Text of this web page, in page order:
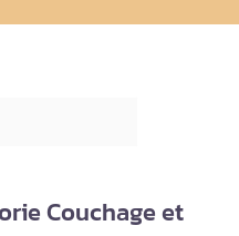
Couchage et